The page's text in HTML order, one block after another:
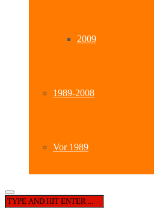
2009
1989-2008
Vor 1989